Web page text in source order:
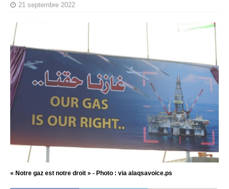
21 septembre 2022
« Notre gaz est notre droit » - Photo : via alaqsavoice.ps